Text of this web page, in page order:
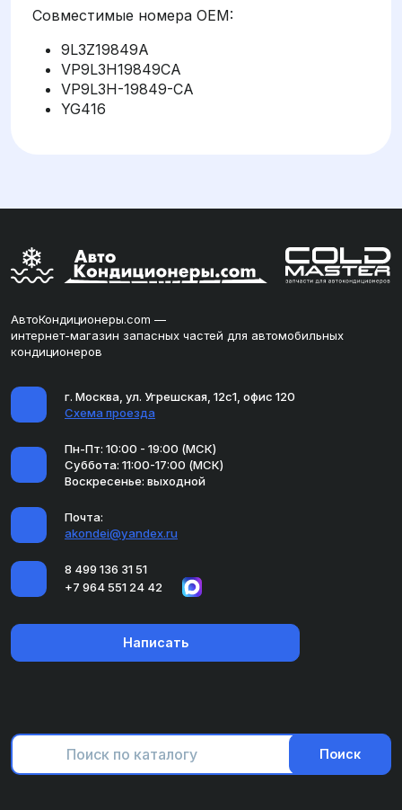
Совместимые номера OEM:
9L3Z19849A
VP9L3H19849CA
VP9L3H-19849-CA
YG416
АвтоКондиционеры.com —
интернет-магазин запасных частей для автомобильных
кондиционеров
г. Москва, ул. Угрешская, 12с1, офис 120
Схема проезда
Пн-Пт: 10:00 - 19:00 (МСК)
Суббота: 11:00-17:00 (МСК)
Воскресенье: выходной
Почта:
akondei@yandex.ru
8 499 136 31 51
+7 964 551 24 42
Написать
Поиск